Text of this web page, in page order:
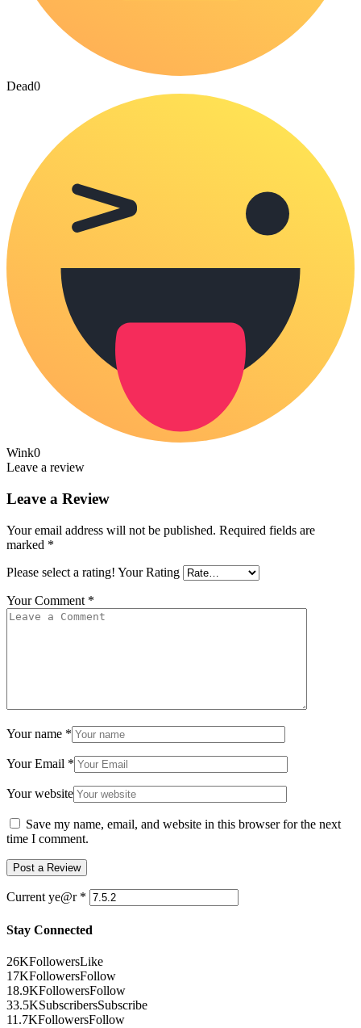
Dead0
Wink0
Leave a review
Leave a Review
Your email address will not be published. Required fields are
marked *
Please select a rating! Your Rating
Your Comment *
Your name *
Your Email *
Your website
Save my name, email, and website in this browser for the next
time I comment.
Current ye@r *
Stay Connected
26KFollowersLike
17KFollowersFollow
18.9KFollowersFollow
33.5KSubscribersSubscribe
11.7KFollowersFollow